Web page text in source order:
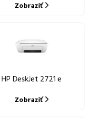
Zobraziť
HP DeskJet 2721 e
Zobraziť